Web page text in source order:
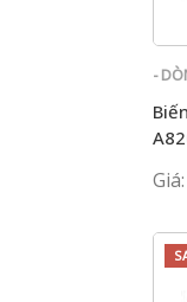
-